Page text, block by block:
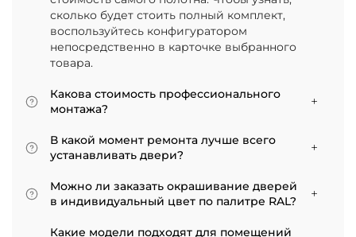
сколько будет стоить полный комплект,
воспользуйтесь конфигуратором
непосредственно в карточке выбранного
товара.
Какова стоимость профессионального
монтажа?
Итоговая сумма зависит от типа отделки
двери и габаритов проема. Минимальная
цена за установку стандартной двери с
покрытием «экошпон» начинается от 5000
рублей.
В какой момент ремонта лучше всего
устанавливать двери?
Мы советуем приступать к монтажу после
того, как уложено напольное покрытие. В
противном случае из-за изменения уровня
пола полотно может не подойти по высоте, и
Можно ли заказать окрашивание дверей
в индивидуальный цвет по палитре RAL?
Какие модели подходят для помещений